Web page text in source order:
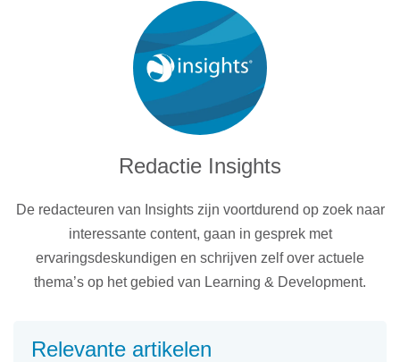
Redactie Insights
De redacteuren van Insights zijn voortdurend op zoek naar
interessante content, gaan in gesprek met
ervaringsdeskundigen en schrijven zelf over actuele
thema’s op het gebied van Learning & Development.
Relevante artikelen